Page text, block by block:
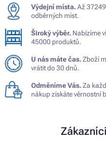
Výdejní místa.Až 37249
odběrných míst.
Široký výběr. Nabízíme
45000 produktů.
U nás máte čas.Zboží
vrátit do 30 dnů.
Odměníme Vás.Za
nákup získáte věrnostní